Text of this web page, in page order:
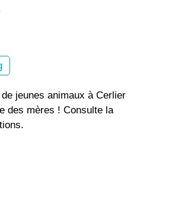
jeunes animaux à Cerlier
des mères ! Consulte la